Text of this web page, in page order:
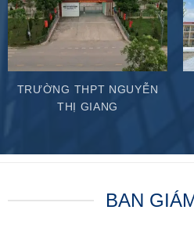
TRƯỜNG THPT NGUYỄN
THỊ GIANG
BAN